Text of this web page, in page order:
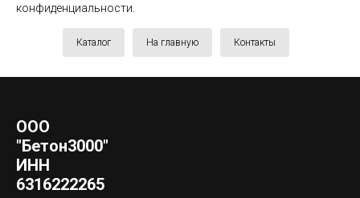
конфиденциальности.
Каталог На главную Контакты
ООО
"Бетон3000"
ИНН
6316222265